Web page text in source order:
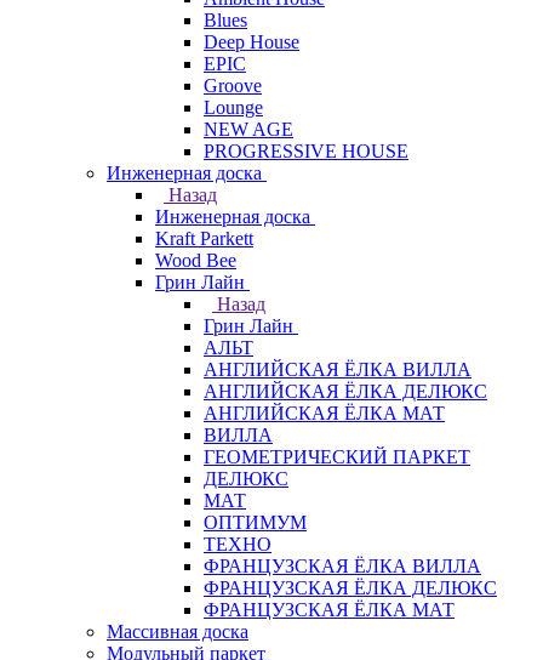
Blues
Deep House
EPIC
Groove
Lounge
NEW AGE
PROGRESSIVE HOUSE
Инженерная доска
Назад
Инженерная доска
Kraft Parkett
Wood Bee
Грин Лайн
Назад
Грин Лайн
АЛЬТ
АНГЛИЙСКАЯ ЁЛКА ВИЛЛА
АНГЛИЙСКАЯ ЁЛКА ДЕЛЮКС
АНГЛИЙСКАЯ ЁЛКА МАТ
ВИЛЛА
ГЕОМЕТРИЧЕСКИЙ ПАРКЕТ
ДЕЛЮКС
МАТ
ОПТИМУМ
ТЕХНО
ФРАНЦУЗСКАЯ ЁЛКА ВИЛЛА
ФРАНЦУЗСКАЯ ЁЛКА ДЕЛЮКС
ФРАНЦУЗСКАЯ ЁЛКА МАТ
Массивная доска
Модульный паркет